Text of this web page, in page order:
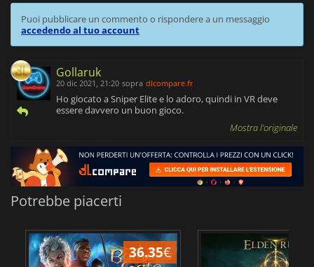
Puoi pubblicare un commento o rispondere a un messaggio
accedendo al tuo account
Gollaruk
20 dic 2021, 21:20 sopra dlcompare.fr
Ho giocato a Sniper Elite e lo adoro, quindi in VR deve
essere davvero un buon gioco.
Mostra l'originale
Potrebbe piacerti
36.35€